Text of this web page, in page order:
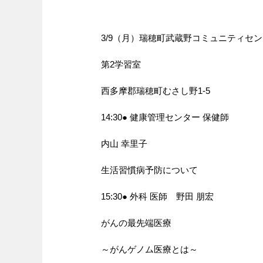
3/9（月）瑞穂町武蔵野コミュニティセ
第2学習室
西多摩郡瑞穂町むさし野1-5
14:30● 健康管理センター 保健師
内山 幸里子
生活習慣病予防について
15:30● 外科 医師 野田 朋宏
がんの最先端医療
～がんゲノム医療とは～